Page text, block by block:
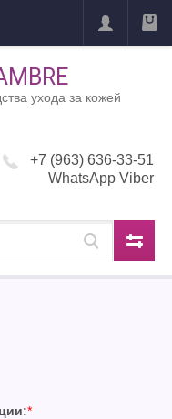
ухода за кожей
+7 (963) 636-33-51
WhatsApp Viber
*